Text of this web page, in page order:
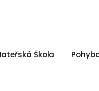
Škola